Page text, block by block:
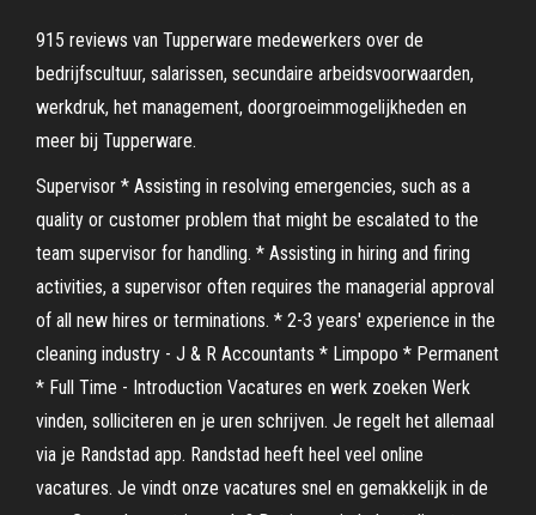
915 reviews van Tupperware medewerkers over de
bedrijfscultuur, salarissen, secundaire arbeidsvoorwaarden,
werkdruk, het management, doorgroeimmogelijkheden en
meer bij Tupperware.
Supervisor * Assisting in resolving emergencies, such as a
quality or customer problem that might be escalated to the
team supervisor for handling. * Assisting in hiring and firing
activities, a supervisor often requires the managerial approval
of all new hires or terminations. * 2-3 years' experience in the
cleaning industry - J & R Accountants * Limpopo * Permanent
* Full Time - Introduction Vacatures en werk zoeken Werk
vinden, solliciteren en je uren schrijven. Je regelt het allemaal
via je Randstad app. Randstad heeft heel veel online
vacatures. Je vindt onze vacatures snel en gemakkelijk in de